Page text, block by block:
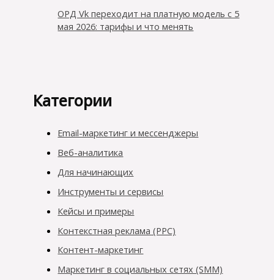
ОРД Vk переходит на платную модель с 5
мая 2026: тарифы и что менять
Категории
Email-маркетинг и мессенджеры
Веб-аналитика
Для начинающих
Инструменты и сервисы
Кейсы и примеры
Контекстная реклама (PPC)
Контент-маркетинг
Маркетинг в социальных сетях (SMM)